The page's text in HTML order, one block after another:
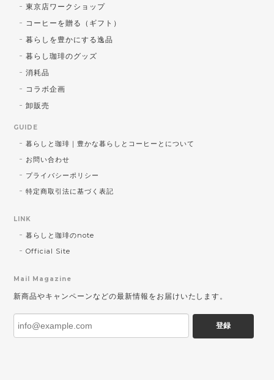
東京店ワークショップ
コーヒーを贈る（ギフト）
暮らしを豊かにする逸品
暮らし珈琲のグッズ
消耗品
コラボ企画
卸販売
GUIDE
暮らしと珈琲｜豊かな暮らしとコーヒーとについて
お問い合わせ
プライバシーポリシー
特定商取引法に基づく表記
LINK
暮らしと珈琲のnote
Official Site
Mail Magazine
新商品やキャンペーンなどの最新情報をお届けいたします。
登録